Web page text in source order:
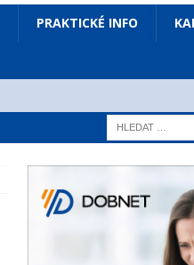
PRAKTICKÉ INFO